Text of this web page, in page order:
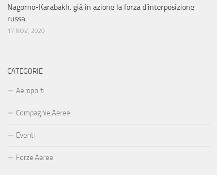
Nagorno-Karabakh: già in azione la forza d’interposizione
russa
17 NOV, 2020
CATEGORIE
Aeroporti
Compagnie Aeree
Eventi
Forze Aeree